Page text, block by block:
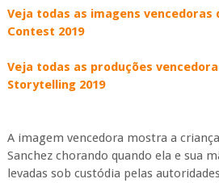
Veja todas as imagens vencedoras
Contest 2019
Veja todas as produções
Storytelling 2019
A imagem vencedora mostra a
Sanchez chorando quando ela e sua
levadas sob custódia pelas